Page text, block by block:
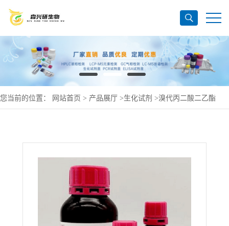
您当前的位置： 网站首页 > 产品展厅 >生化试剂 >溴代丙二酸二乙酯